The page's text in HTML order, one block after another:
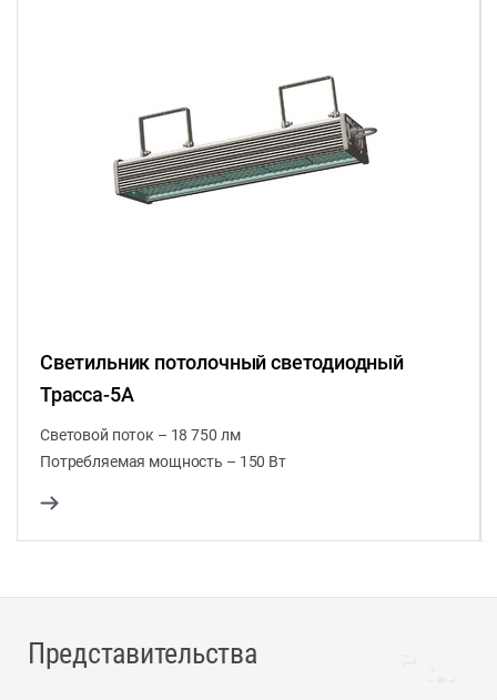
Светильник потолочный светодиодный
Трасса-5А
Световой поток – 18 750 лм
Потребляемая мощность – 150 Вт
Представительства